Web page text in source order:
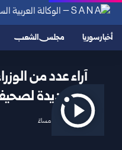
أخبار سوريا مجلس الشعب
آراء عدد من
الجديدة
2025/12/01 8:01 مساءً